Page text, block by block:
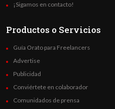
¡Sigamos en contacto!
Productos o Servicios
Guía Orato para Freelancers
Advertise
Publicidad
Conviértete en colaborador
Comunidados de prensa